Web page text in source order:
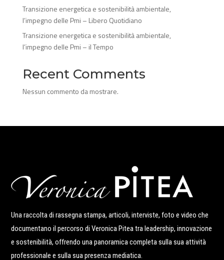
Transizione energetica e sostenibilità ambientale,
l’impegno delle Pmi – Libero Quotidiano
Transizione energetica e sostenibilità ambientale,
l’impegno delle Pmi – il Tempo
Recent Comments
Nessun commento da mostrare.
Una raccolta di rassegna stampa, articoli, interviste, foto e video che
documentano il percorso di Veronica Pitea tra leadership, innovazione
e sostenibilità, offrendo una panoramica completa sulla sua attività
professionale e sulla sua presenza mediatica.